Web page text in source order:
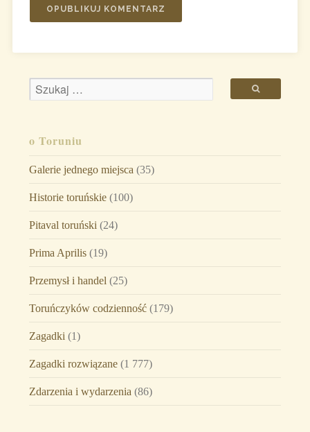
o Toruniu
Galerie jednego miejsca (35)
Historie toruńskie(100)
Pitaval toruński (24)
Prima Aprilis(19)
Przemysł i handel (25)
Toruńczyków codzienność(179)
Zagadki (1)
Zagadki rozwiązane(1 777)
Zdarzenia i wydarzenia (86)